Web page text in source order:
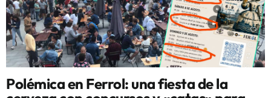
Polémica en Ferrol: una fiesta de la